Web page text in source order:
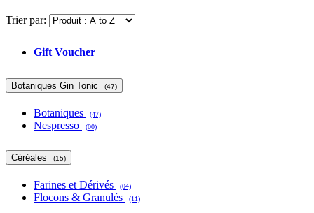
Trier par:
Gift Voucher
Botaniques Gin Tonic (47)
Botaniques (47)
Nespresso (00)
Céréales (15)
Farines et Dérivés (04)
Flocons & Granulés (11)